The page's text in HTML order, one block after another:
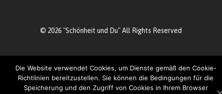
© 2026 "Schönheit und Du" All Rights Reserved
Die Website verwendet Cookies, um Dienste gemäß den Cookie-
Richtlinien bereitzustellen. Sie können die Bedingungen für die
Speicherung und den Zugriff von Cookies in Ihrem Browser